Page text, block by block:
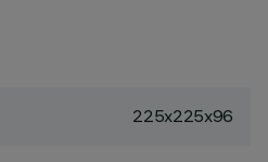
225x225x96